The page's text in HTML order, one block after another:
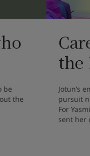
be
the
the
Jotun’s
pursuit
For
sent her